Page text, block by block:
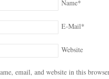
Name*
E-Mail*
Website
email, and website in this